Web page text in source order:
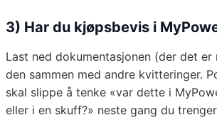
3) Har du kjøpsbevis i
Last ned dokumentasjonen (der det
den sammen med andre kvitteringer.
skal slippe å tenke «var dette i
eller i en skuff?» neste gang du